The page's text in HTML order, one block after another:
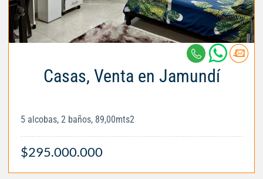
Casas, Venta en Jamundí
5 alcobas, 2 baños, 89,00mts2
$295.000.000